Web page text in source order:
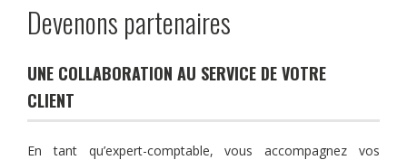
Devenons partenaires
UNE COLLABORATION AU SERVICE DE VOTRE
CLIENT
En tant qu’expert-comptable, vous accompagnez vos